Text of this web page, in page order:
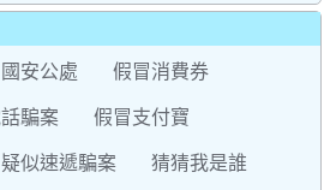
安公處
假冒消費券
騙案
假冒支付寶
疑似速遞騙案
猜猜我是誰